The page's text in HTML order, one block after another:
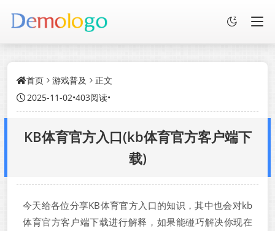
首页 游戏普及
正文
2025-11-02•403阅读•
KB体育官方入口(kb体育官方客户端下
载)
今天给各位分享KB体育官方入口的知识，其中也会对kb
体育官方客户端下载进行解释，如果能碰巧解决你现在